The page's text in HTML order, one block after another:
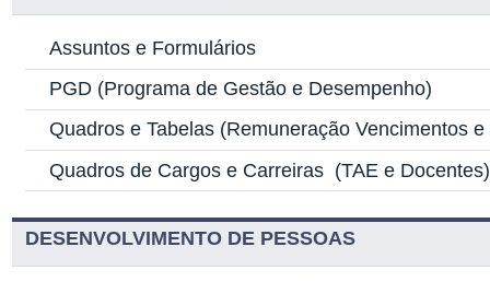
Assuntos e Formulários
PGD (Programa de Gestão e Desempenho)
Quadros e Tabelas (Remuneração Vencimentos
Quadros de Cargos e Carreiras (TAE e Docentes)
DESENVOLVIMENTO DE PESSOAS